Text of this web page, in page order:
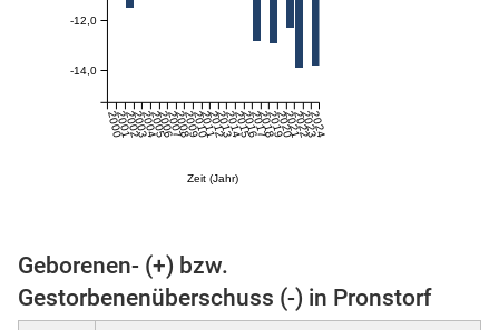
Zeit (Jahr)
200020012002200320042005200620072008200920102011201220132014201520162017201820192020202120222023
2024
-14,0
-12,0
Geborenen- (+) bzw.
Gestorbenenüberschuss (-) in Pronstorf